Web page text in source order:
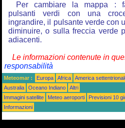
Per cambiare la mappa :
pulsanti verdi con una
ingrandire, il pulsante verde con
diminuire, o sulla freccia verde
adiacenti.
Le informazioni contenute in
responsabilità
Meteomar : Europa Africa America
Australia
Oceano Indiano
Altri
Immagini satellite
Meteo aeroporti Previsioni 10
Informazioni